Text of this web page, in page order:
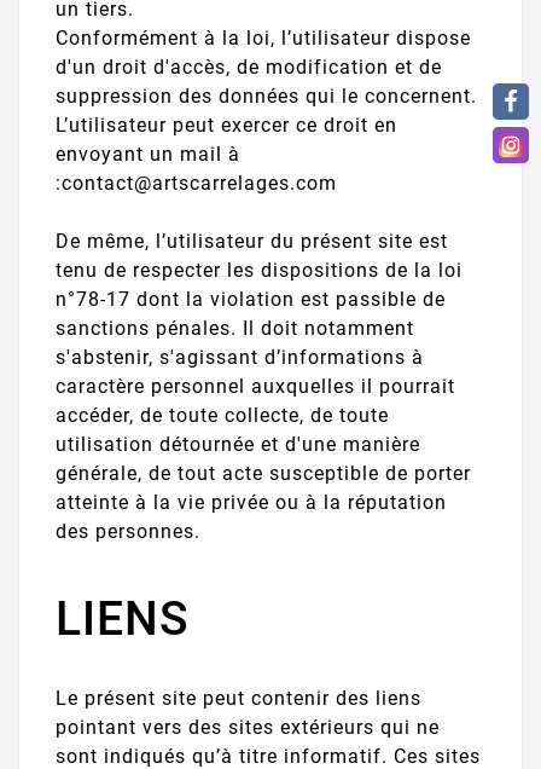
un tiers.
Conformément à la loi, l’utilisateur dispose
d'un droit d'accès, de modification et de
suppression des données qui le concernent.
L’utilisateur peut exercer ce droit en
envoyant un mail à
:contact@artscarrelages.com
De même, l’utilisateur du présent site est
tenu de respecter les dispositions de la loi
n°78-17 dont la violation est passible de
sanctions pénales. Il doit notamment
s'abstenir, s'agissant d’informations à
caractère personnel auxquelles il pourrait
accéder, de toute collecte, de toute
utilisation détournée et d'une manière
générale, de tout acte susceptible de porter
atteinte à la vie privée ou à la réputation
des personnes.
LIENS
Le présent site peut contenir des liens
pointant vers des sites extérieurs qui ne
sont indiqués qu’à titre informatif. Ces sites